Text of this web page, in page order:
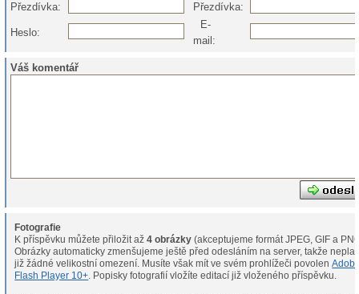
Přezdívka:
Přezdívka:
Heslo:
E-
mail:
Váš komentář
Fotografie
K příspěvku můžete přiložit až4 obrázky (akceptujeme formát JPEG, GIF a
Obrázky automaticky zmenšujeme ještě před odesláním na server, takže
již žádné velikostní omezení. Musíte však mít ve svém prohlížeči povolen
Flash Player 10+ . Popisky fotografií vložíte editací již vloženého příspěvku.